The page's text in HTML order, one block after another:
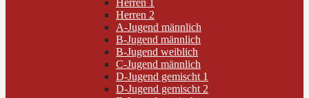
Herren 1
Herren 2
A-Jugend männlich
B-Jugend männlich
B-Jugend weiblich
C-Jugend männlich
D-Jugend gemischt 1
D-Jugend gemischt 2